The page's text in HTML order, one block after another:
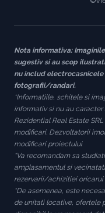
Nota informativa:
sugestiv si au scop
nu includ
fotografii/randari.
*Informatiile, schitele si
informativ si nu au
Rezidential Real Estate
modificari. Dezvoltatorii
modificari proiectului
*Va recomandam sa
amplasamentul si
rezervarii/achizitiei oricarui
*De asemenea, este
de unitati locative, ofertele